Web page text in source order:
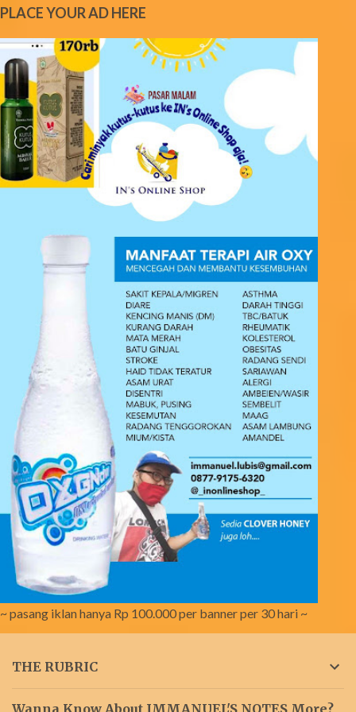
n
t
s
PLACE YOUR AD HERE
~ pasang iklan hanya Rp 100.000 per banner per 30 hari ~
THE RUBRIC
Wanna Know About IMMANUEL'S NOTES More?